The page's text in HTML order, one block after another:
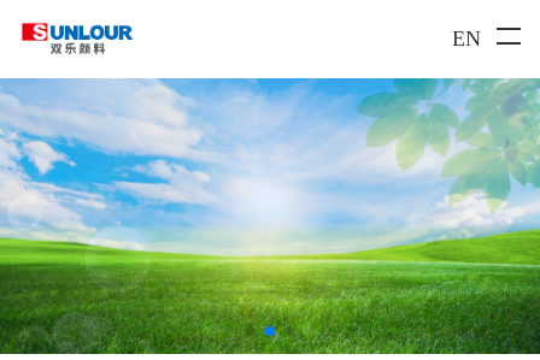
EN
双 料
携手共创出色世界